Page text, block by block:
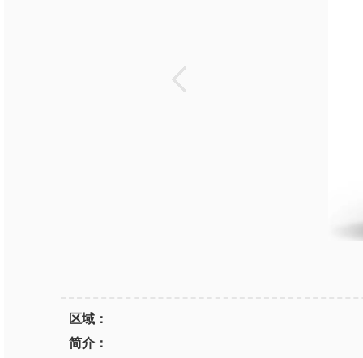
区域：
简介：